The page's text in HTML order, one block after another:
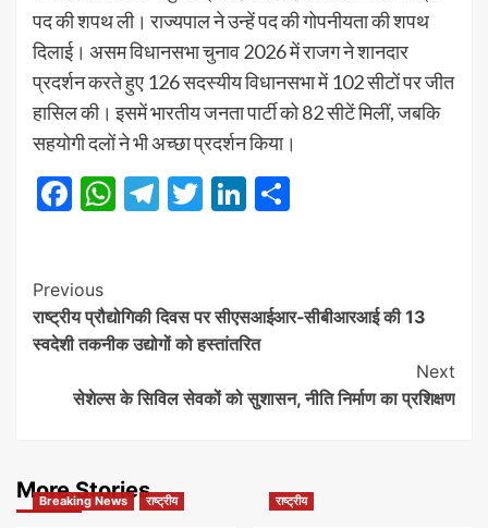
पद की शपथ ली। राज्यपाल ने उन्हें पद की गोपनीयता की शपथ
दिलाई। असम विधानसभा चुनाव 2026 में राजग ने शानदार
प्रदर्शन करते हुए 126 सदस्यीय विधानसभा में 102 सीटों पर जीत
हासिल की। इसमें भारतीय जनता पार्टी को 82 सीटें मिलीं, जबकि
सहयोगी दलों ने भी अच्छा प्रदर्शन किया।
Facebook
WhatsApp
Telegram
TwitterLinkedIn
Post
Navigation
Previous
राष्ट्रीय प्रौद्योगिकी दिवस पर सीएसआईआर‑सीबीआरआई की 13
स्वदेशी तकनीक उद्योगों को हस्तांतरित
Next
सेशेल्स के सिविल सेवकों को सुशासन, नीति निर्माण का प्रशिक्षण
More Stories
Breaking News राष्ट्रीय राष्ट्रीय